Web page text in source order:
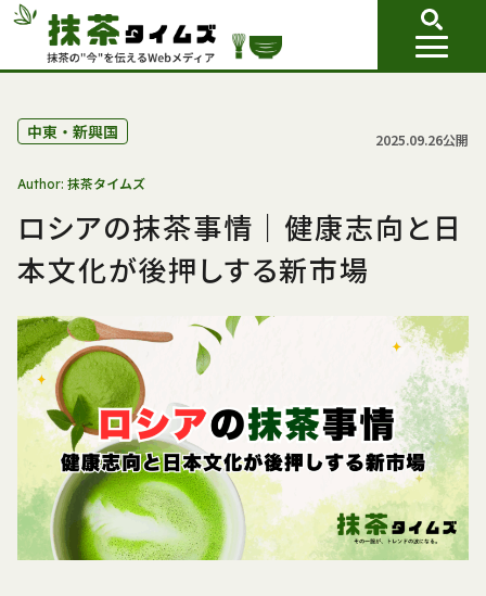
中東・新興国 2025.09.26公開
Author: 抹茶タイムズ
ロシアの抹茶事情｜健康志向と日
本文化が後押しする新市場